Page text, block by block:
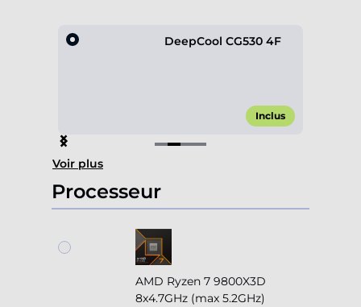
DeepCool CG530 4F
Inclus
Item
2
of
4
Voir plus
Processeur
AMD Ryzen 7 9800X3D
8x4.7GHz (max 5.2GHz)